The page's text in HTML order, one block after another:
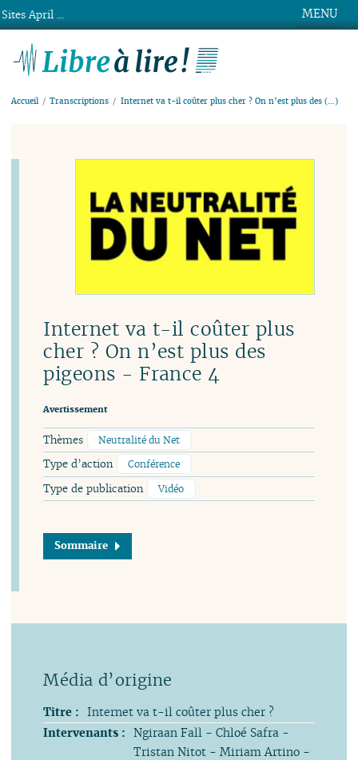
MENU
Accueil Transcriptions Internet va t-il coûter plus cher ? On n’est plus des (…)
Internet va t-il coûter plus
cher ? On n’est plus des
pigeons - France 4
Avertissement
Thèmes Neutralité du Net
Type d’action Conférence
Type de publication Vidéo
Sommaire
Titre : Internet va t-il coûter plus cher ?
Intervenants : Ngiraan Fall - Chloé Safra -
Tristan Nitot - Miriam Artino -
Sites April ...